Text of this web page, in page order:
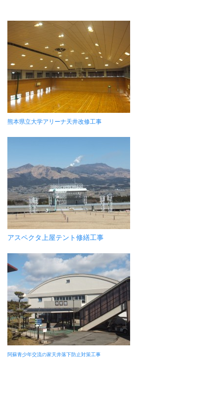
熊本県立大学アリーナ天井改修工事
アスペクタ上屋テント修繕工事
阿蘇青少年交流の家天井落下防止対策工事